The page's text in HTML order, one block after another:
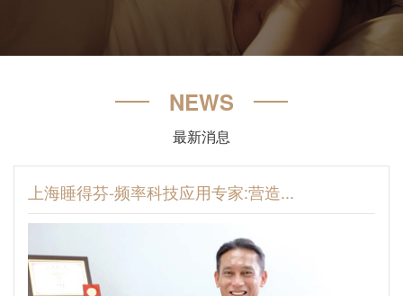
NEWS
最新消息
上海睡得芬-频率科技应用专家:营造...